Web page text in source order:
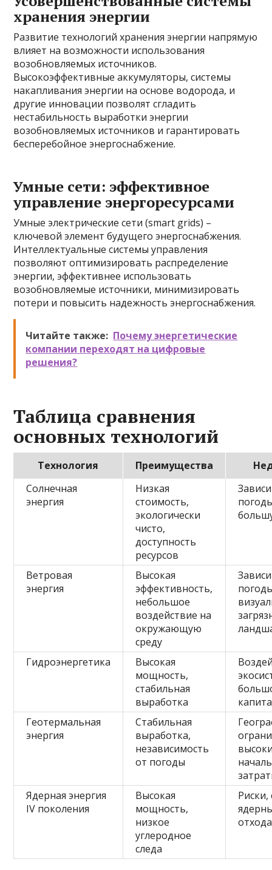
хранения энергии
Развитие технологий хранения энергии напрямую
влияет на возможности использования
возобновляемых источников.
Высокоэффективные аккумуляторы, системы
накапливания энергии на основе водорода, и
другие инновации позволят сгладить
нестабильность выработки энергии
возобновляемых источников и гарантировать
бесперебойное энергоснабжение.
Умные сети: эффективное
управление энергоресурсами
Умные электрические сети (smart grids) –
ключевой элемент будущего энергоснабжения.
Интеллектуальные системы управления
позволяют оптимизировать распределение
энергии, эффективнее использовать
возобновляемые источники, минимизировать
потери и повысить надежность энергоснабжения.
Читайте также: Почему энергетические
компании переходят на цифровые
решения?
Таблица сравнения
основных технологий
Технология Преимущества
Солнечная
энергия
Низкая
стоимость,
экологически
чисто,
доступность
ресурсов
Ветровая
энергия
Высокая
эффективность,
небольшое
воздействие на
окружающую
среду
Гидроэнергетика
Высокая
мощность,
стабильная
выработка
Геотермальная
энергия
Стабильная
выработка,
независимость
от погоды
Ядерная энергия
IV поколения
Высокая
мощность,
низкое
углеродное
следа
Риски,